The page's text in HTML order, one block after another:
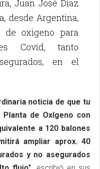
Juan José Díaz
desde Argentina,
de oxigeno para
Covid, tanto
en el
noticia de que tu
Planta de Oxígeno con
a 120 balones
ampliar aprox. 40
y no asegurados